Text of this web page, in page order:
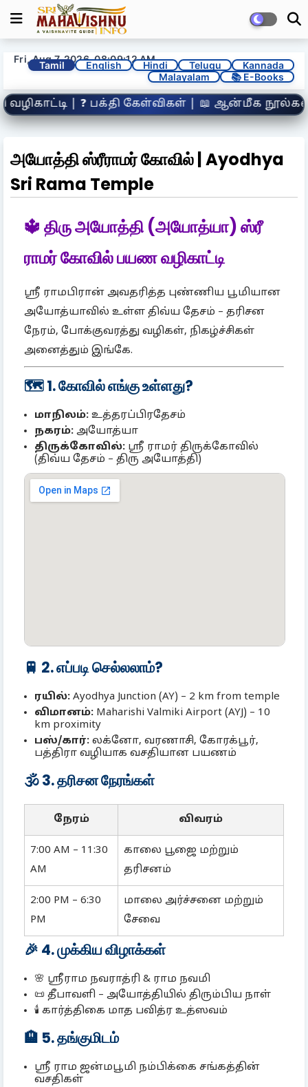
Fri, Aug 7, 2026, 08:09:13 AM
Tamil English Hindi Telugu
Kannada
Malayalam
📚 E-Books
கேள்விகள் | 📖 ஆன்மீக நூல்கள் | 🧒
அயோத்தி ஸ்ரீராமர் கோவில் | Ayodhya
Sri Rama Temple
🔱 திரு அயோத்தி (அயோத்யா) ஸ்ரீ
ராமர் கோவில் பயண வழிகாட்டி
ஸ்ரீ ராமபிரான் அவதரித்த புண்ணிய பூமியான
அயோத்யாவில் உள்ள திவ்ய தேசம் – தரிசன
நேரம், போக்குவரத்து வழிகள், நிகழ்ச்சிகள்
அனைத்தும் இங்கே.
🗺️ 1. கோவில் எங்கு உள்ளது?
மாநிலம்: உத்தரப்பிரதேசம்
நகரம்: அயோத்யா
திருக்கோவில்: ஸ்ரீ ராமர் திருக்கோவில்
(திவ்ய தேசம் – திரு அயோத்தி)
🚆 2. எப்படி செல்லலாம்?
ரயில்: Ayodhya Junction (AY) – 2 km from temple
விமானம்: Maharishi Valmiki Airport (AYJ) – 10
km proximity
பஸ்/கார்: லக்னோ, வரணாசி, கோரக்‌பூர்,
பத்திரா வழியாக வசதியான பயணம்
🕉️ 3. தரிசன நேரங்கள்
நேரம் விவரம்
7:00 AM – 11:30
AM
காலை பூஜை மற்றும்
தரிசனம்
2:00 PM – 6:30
PM
மாலை அர்ச்சனை மற்றும்
சேவை
🎉 4. முக்கிய விழாக்கள்
🌸 ஸ்ரீராம நவராத்ரி & ராம நவமி
📜 தீபாவளி – அயோத்தியில் திரும்பிய நாள்
🕯️ கார்த்திகை மாத பவித்ர உத்ஸவம்
🏨 5. தங்குமிடம்
ஸ்ரீ ராம ஜன்மபூமி நம்பிக்கை சங்கத்தின்
வசதிகள்